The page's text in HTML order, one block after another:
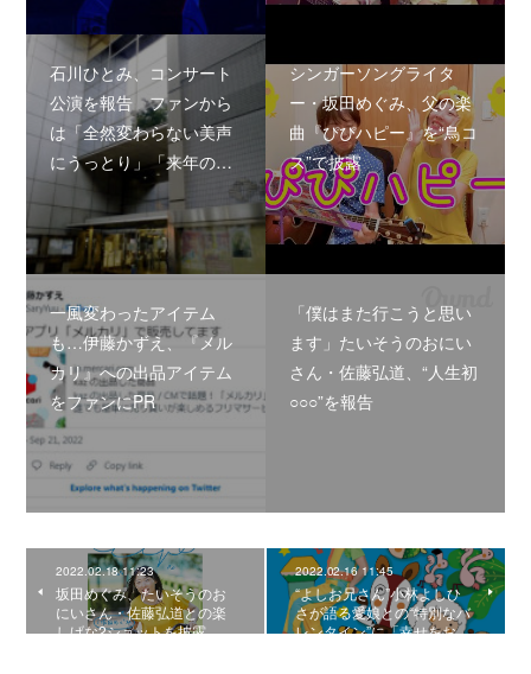
石川ひとみ、コンサート
公演を報告 ファンから
は「全然変わらない美声
にうっとり」「来年の…
シンガーソングライタ
ー・坂田めぐみ、父の楽
曲『ぴぴハピー』を“鳥コ
ス”で披露
一風変わったアイテム
も…伊藤かずえ、『メル
カリ』への出品アイテム
をファンにPR
「僕はまた行こうと思い
ます」たいそうのおにい
さん・佐藤弘道、“人生初
○○○”を報告
2022.02.18 11:23
坂田めぐみ、たいそうのお
にいさん・佐藤弘道との楽
しげな2ショットを披露
2022.02.16 11:45
“よしお兄さん”小林よしひ
さが語る愛娘との“特別なバ
レンタイン”に「幸せをお…